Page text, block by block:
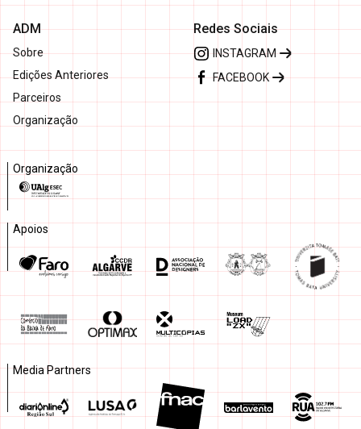
ADM
Sobre
Edições Anteriores
Parceiros
Organização
Redes Sociais
INSTAGRAM
FACEBOOK
Organização
Apoios
Media Partners